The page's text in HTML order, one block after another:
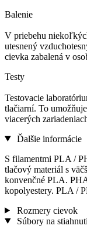
Balenie
V priebehu
utesnený
cievka zabalená v
Testy
Testovacie
tlačiarní. To
viacerých
Ďalšie informácie
S filamentmi PLA /
tlačový materiál s
konvenčné PLA.
kopolyestery. PLA /
Rozmery cievok
Súbory na